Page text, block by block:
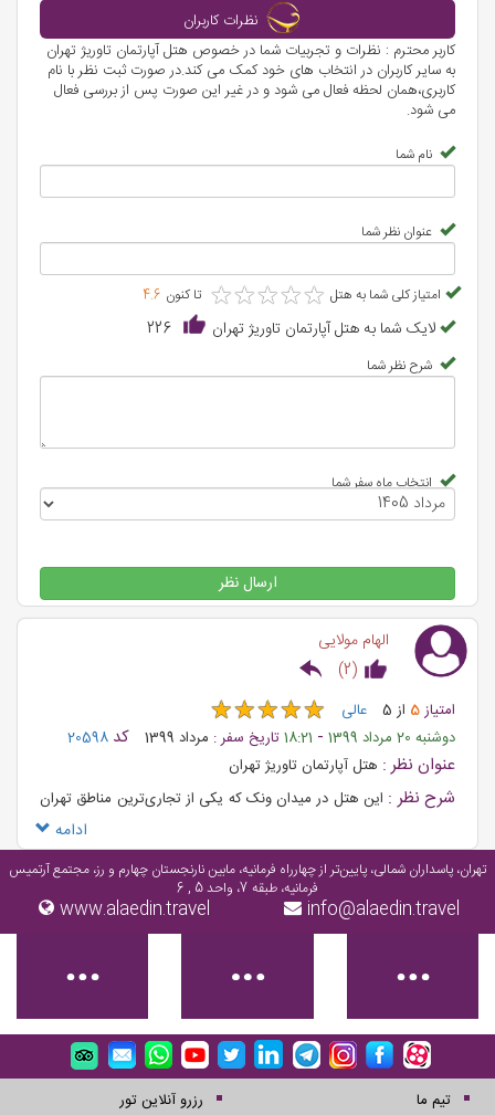
های ایران باستان و جواهرات بزنید. موقعیت جغرافیایی مناسب این
هتل باعث شده است به ترمینال اتوبوس رانی این هتل دسترسی
داشته باشید.
نظرات کاربران
کاربر محترم : نظرات و تجربیات شما در خصوص هتل آپارتمان تاوریژ تهران
به سایر کاربران در انتخاب های خود کمک می کند.در صورت ثبت نظر با نام
کاربری،همان لحظه فعال می شود و در غیر این صورت پس از بررسی فعال
می شود.
نام شما
عنوان نظر شما
امتیاز کلی شما به هتل ★★★★★
★★★★★ تا کنون 4.6
لایک شما به هتل آپارتمان تاوریژ تهران 226
شرح نظر شما
انتخاب ماه سفر شما
ارسال نظر
الهام مولایی
(
2
)
امتیاز5 از 5 عالی ★★★★★
★★★★★
دوشنبه 20 مرداد 1399 -
18:21تاریخ سفر : مرداد 1399 کد 20598
عنوان نظر : هتل آپارتمان تاوریژ تهران
شرح نظر : این هتل در میدان ونک که یکی از تجاری‌ترین مناطق تهران
ادامه
تهران، پاسداران شمالی، پایین‌تر از چهارراه فرمانیه، مابین نارنجستان چهارم و رز، مجتمع آرتمیس
فرمانیه، طبقه 7، واحد 5 , 6
info@alaedin.travel
www.alaedin.travel
تیم ما
رزرو آنلاین تور